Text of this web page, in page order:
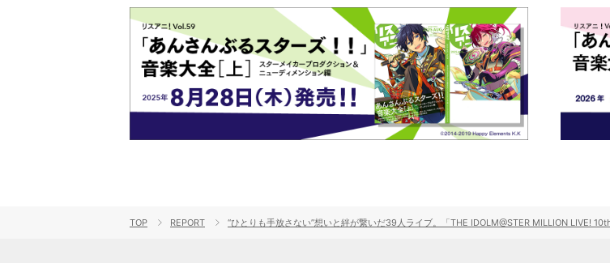
TOP REPORT “ひとりも手放さない”想いと絆が繋いだ39人ライブ。「THE IDOLM@STER MILLION LIVE!